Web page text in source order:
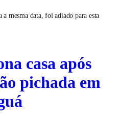
mesma data, foi adiado para esta
casa após
pichada em